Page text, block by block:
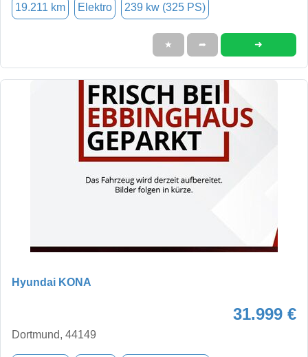
19.211 km Elektro 239 kw (325 PS)
★ ➦ ➜
Hyundai KONA
31.999 €
Dortmund, 44149